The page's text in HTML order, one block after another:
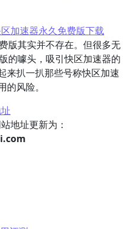
加速器永久免费版下载
版其实并不存在。但很多无
的噱头，吸引快区加速器的
来扒一扒那些号称快区加速
风险。
地址更新为：